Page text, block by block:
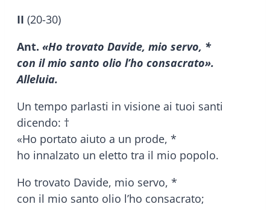
II (20-30)
Ant. «Ho trovato Davide, mio servo, *
con il mio santo olio l’ho consacrato».
Alleluia.
Un tempo parlasti in visione ai tuoi santi
dicendo: †
«Ho portato aiuto a un prode, *
ho innalzato un eletto tra il mio popolo.
Ho trovato Davide, mio servo, *
con il mio santo olio l’ho consacrato;